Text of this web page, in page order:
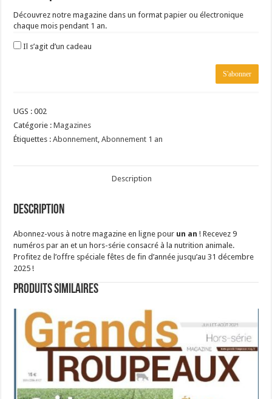
Découvrez notre magazine dans un format papier ou électronique
chaque mois pendant 1 an.
Il s’agit d’un cadeau
an
S'abonner
UGS :002
Catégorie :Magazines
Étiquettes :Abonnement,Abonnement 1 an
Description
Description
Abonnez-vous à notre magazine en ligne pour un an ! Recevez 9
numéros par an et un hors-série consacré à la nutrition animale.
Profitez de l’offre spéciale fêtes de fin d’année jusqu’au 31 décembre
2025 !
Produits similaires